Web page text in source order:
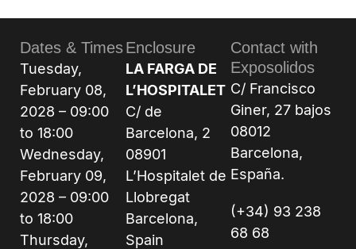
Dates & Times
Tuesday,
February 08,
2028 – 09:00
to 18:00
Wednesday,
February 09,
2028 – 09:00
to 18:00
Thursday,
Enclosure
LA FARGA DE
L’HOSPITALET
C/ de
Barcelona, 2
08901
L’Hospitalet de
Llobregat
Barcelona,
Spain
Contact with
Exposolidos
C/ Francisco
Giner, 27 bajos
08012
Barcelona,
España.
(+34) 93 238
68 68